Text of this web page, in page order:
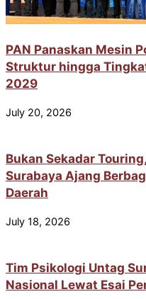
PAN Panaskan Mesin
Struktur hingga
2029
July 20, 2026
Bukan Sekadar
Surabaya Ajang
Daerah
July 18, 2026
Tim Psikologi Untag
Nasional Lewat Esai